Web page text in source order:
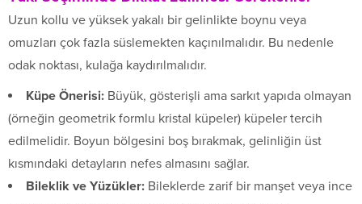
Uzun kollu ve yüksek yakalı bir gelinlikte boynu veya
omuzları çok fazla süslemekten kaçınılmalıdır. Bu nedenle
odak noktası, kulağa kaydırılmalıdır.
Küpe Önerisi: Büyük, gösterişli ama sarkıt yapıda olmayan
(örneğin geometrik formlu kristal küpeler) küpeler tercih
edilmelidir. Boyun bölgesini boş bırakmak, gelinliğin üst
kısmındaki detayların nefes almasını sağlar.
Bileklik ve Yüzükler: Bileklerde zarif bir manşet veya ince